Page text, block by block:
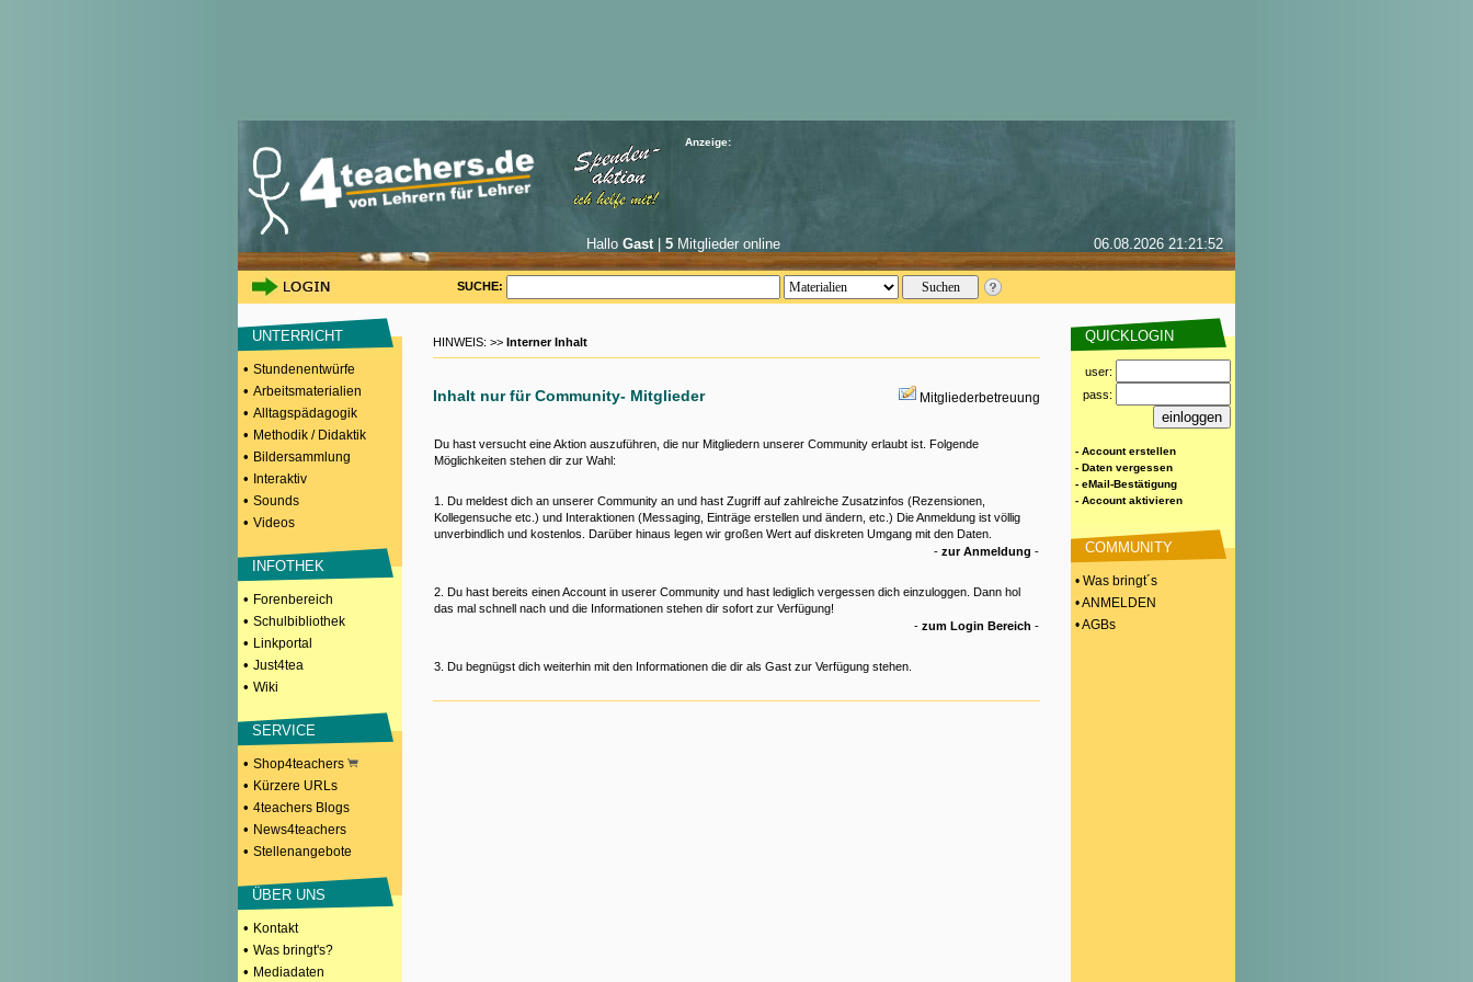
Anzeige:
Hallo Gast| 5Mitglieder online 06.08.2026 21:21:52
SUCHE:
UNTERRICHT
• Stundenentwürfe
• Arbeitsmaterialien
• Alltagspädagogik
• Methodik / Didaktik
• Bildersammlung
• Interaktiv
• Sounds
• Videos
INFOTHEK
• Forenbereich
• Schulbibliothek
• Linkportal
• Just4tea
• Wiki
SERVICE
• Shop4teachers
• Kürzere URLs
• 4teachers Blogs
• News4teachers
• Stellenangebote
ÜBER UNS
• Kontakt
• Was bringt's?
• Mediadaten
HINWEIS: >> Interner Inhalt
Inhalt nur für Community- Mitglieder Mitgliederbetreuung
Du hast versucht eine Aktion auszuführen, die nur Mitgliedern unserer Community erlaubt ist. Folgende
Möglichkeiten stehen dir zur Wahl:
1. Du meldest dich an unserer Community an und hast Zugriff auf zahlreiche Zusatzinfos (Rezensionen,
Kollegensuche etc.) und Interaktionen (Messaging, Einträge erstellen und ändern, etc.) Die Anmeldung ist völlig
unverbindlich und kostenlos. Darüber hinaus legen wir großen Wert auf diskreten Umgang mit den Daten.
- zur Anmeldung -
2. Du hast bereits einen Account in userer Community und hast lediglich vergessen dich einzuloggen. Dann hol
das mal schnell nach und die Informationen stehen dir sofort zur Verfügung!
- zum Login Bereich -
3. Du begnügst dich weiterhin mit den Informationen die dir als Gast zur Verfügung stehen.
QUICKLOGIN
user:
pass:
- Account erstellen
- Daten vergessen
- eMail-Bestätigung
- Account aktivieren
COMMUNITY
• Was bringt´s
• ANMELDEN
• AGBs